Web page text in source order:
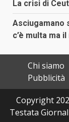
La crisi di
Asciugamano
c’è multa ma
Chi siamo
Pubblicità
Copyright
Testata